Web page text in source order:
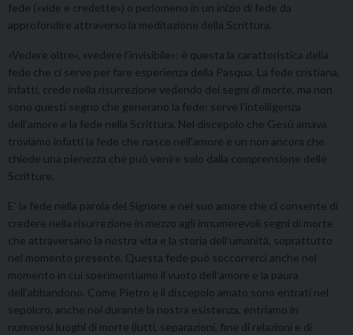
fede («vide e credette») o perlomeno in un inizio di fede da
approfondire attraverso la meditazione della Scrittura.
«Vedere oltre», «vedere l’invisibile»: è questa la caratteristica della
fede che ci serve per fare esperienza della Pasqua. La fede cristiana,
infatti, crede nella risurrezione vedendo dei segni di morte, ma non
sono questi segno che generano la fede: serve l’intelligenza
dell’amore e la fede nella Scrittura. Nel discepolo che Gesù amava
troviamo infatti la fede che nasce nell’amore e un non ancora che
chiede una pienezza che può venire solo dalla comprensione delle
Scritture.
E’ la fede nella parola del Signore e nel suo amore che ci consente di
credere nella risurrezione in mezzo agli innumerevoli segni di morte
che attraversano la nostra vita e la storia dell’umanità, soprattutto
nel momento presente. Questa fede può soccorrerci anche nel
momento in cui sperimentiamo il vuoto dell’amore e la paura
dell’abbandono. Come Pietro e il discepolo amato sono entrati nel
sepolcro, anche noi durante la nostra esistenza, entriamo in
numerosi luoghi di morte (lutti, separazioni, fine di relazioni e di